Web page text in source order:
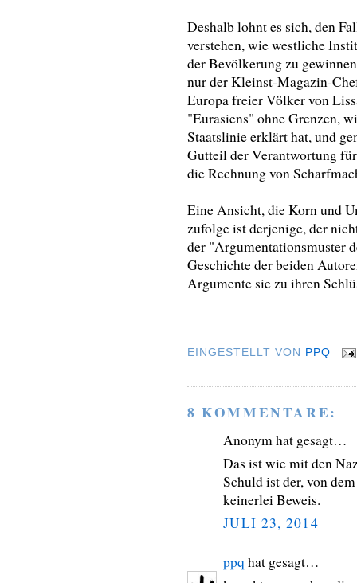
Deshalb lohnt es sich, den
verstehen, wie westliche
der Bevölkerung zu
nur der Kleinst-Magazin-
Europa freier Völker von
"Eurasiens" ohne Grenzen,
Staatslinie erklärt hat, und
Gutteil der Verantwortung
die Rechnung von
Eine Ansicht, die Korn und
zufolge ist derjenige, der
der "Argumentationsmuster
Geschichte der beiden
Argumente sie zu ihren
EINGESTELLT VON PPQ
8 KOMMENTARE:
Anonym hat gesagt…
Das ist wie mit den
Schuld ist der, von
keinerlei Beweis.
JULI 23, 2014
ppq hat gesagt…